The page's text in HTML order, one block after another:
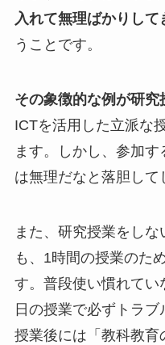
入れて無理ばかりして
うことです。
その象徴的な例が研究
ICTを活用した立派な
ます。しかし、参加
は無理だなと落胆して
また、研究授業をし
も、1時間の授業のた
す。普段使い慣れてい
日の授業で必ずトラブ
授業後には「教科教育